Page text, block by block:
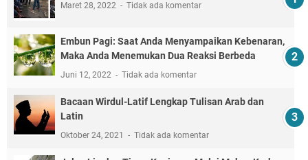
Maret 28, 2022 Tidak ada komentar
Embun Pagi: Saat Anda Menyampaikan Kebenaran,
Maka Anda Menemukan Dua Reaksi Berbeda
Juni 12, 2022 Tidak ada komentar
Bacaan Wirdul-Latif Lengkap Tulisan Arab dan
Latin
Oktober 24, 2021 Tidak ada komentar